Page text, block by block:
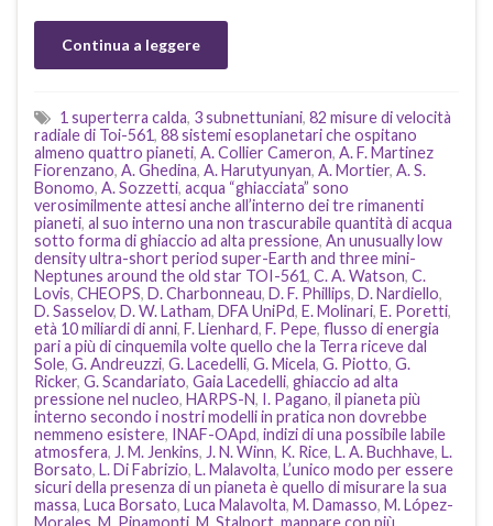
Continua a leggere
1 superterra calda, 3 subnettuniani, 82 misure di velocità
radiale di Toi-561, 88 sistemi esoplanetari che ospitano
almeno quattro pianeti, A. Collier Cameron, A. F. Martinez
Fiorenzano, A. Ghedina, A. Harutyunyan, A. Mortier, A. S.
Bonomo, A. Sozzetti, acqua “ghiacciata” sono
verosimilmente attesi anche all’interno dei tre rimanenti
pianeti, al suo interno una non trascurabile quantità di acqua
sotto forma di ghiaccio ad alta pressione, An unusually low
density ultra-short period super-Earth and three mini-
Neptunes around the old star TOI-561, C. A. Watson, C.
Lovis, CHEOPS, D. Charbonneau, D. F. Phillips, D. Nardiello,
D. Sasselov, D. W. Latham, DFA UniPd, E. Molinari, E. Poretti,
età 10 miliardi di anni, F. Lienhard, F. Pepe, flusso di energia
pari a più di cinquemila volte quello che la Terra riceve dal
Sole, G. Andreuzzi, G. Lacedelli, G. Micela, G. Piotto, G.
Ricker, G. Scandariato, Gaia Lacedelli, ghiaccio ad alta
pressione nel nucleo, HARPS-N, I. Pagano, il pianeta più
interno secondo i nostri modelli in pratica non dovrebbe
nemmeno esistere, INAF-OApd, indizi di una possibile labile
atmosfera, J. M. Jenkins, J. N. Winn, K. Rice, L. A. Buchhave, L.
Borsato, L. Di Fabrizio, L. Malavolta, L’unico modo per essere
sicuri della presenza di un pianeta è quello di misurare la sua
massa, Luca Borsato, Luca Malavolta, M. Damasso, M. López-
Morales, M. Pinamonti, M. Stalport, mappare con più